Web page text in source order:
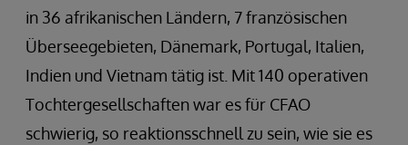
in 36 afrikanischen Ländern, 7 französischen
Überseegebieten, Dänemark, Portugal, Italien,
Indien und Vietnam tätig ist. Mit 140 operativen
Tochtergesellschaften war es für CFAO
schwierig, so reaktionsschnell zu sein, wie sie es